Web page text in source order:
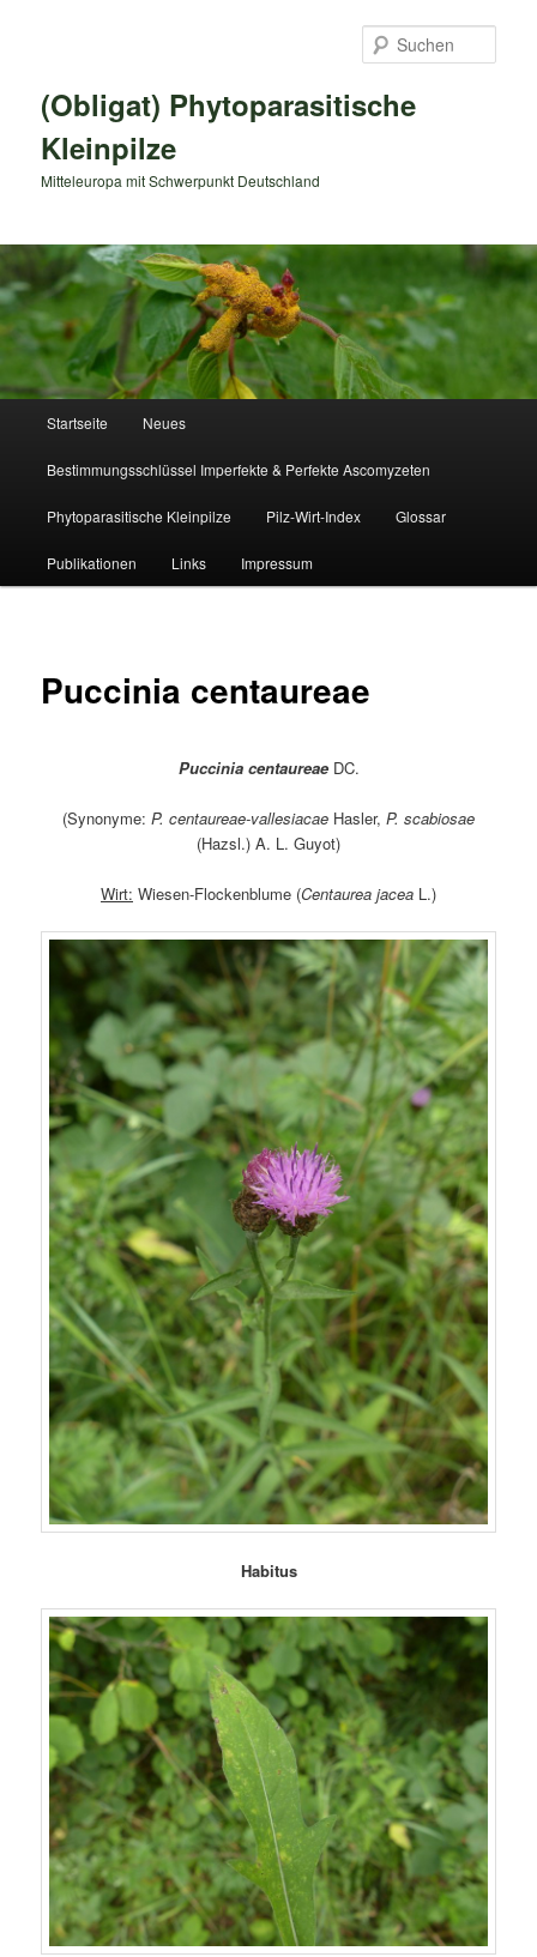
(Obligat) Phytoparasitische
Kleinpilze
Mitteleuropa mit Schwerpunkt Deutschland
Startseite Neues
Bestimmungsschlüssel Imperfekte & Perfekte Ascomyzeten
Phytoparasitische Kleinpilze Pilz-Wirt-Index Glossar
Publikationen Links Impressum
Puccinia centaureae
Puccinia centaureae DC.
(Synonyme: P. centaureae-vallesiacae Hasler, P. scabiosae
(Hazsl.) A. L. Guyot)
Wirt: Wiesen-Flockenblume (Centaurea jacea L.)
Habitus